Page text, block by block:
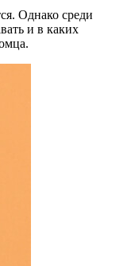
Однако среди
и в каких